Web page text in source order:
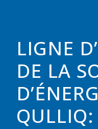
LIGNE
DE LA
QULLIQ: